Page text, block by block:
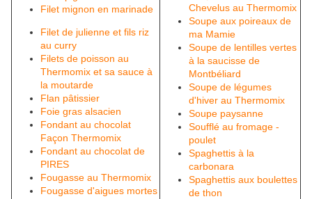
Filet mignon en marinade
Filet de julienne et fils riz
au curry
Filets de poisson au
Thermomix et sa sauce à
la moutarde
Flan pâtissier
Foie gras alsacien
Fondant au chocolat
Façon Thermomix
Fondant au chocolat de
PIRES
Fougasse au Thermomix
Fougasse d'aigues mortes
Chevelus au Thermomix
Soupe aux poireaux de
ma Mamie
Soupe de lentilles vertes
à la saucisse de
Montbéliard
Soupe de légumes
d'hiver au Thermomix
Soupe paysanne
Soufflé au fromage -
poulet
Spaghettis à la
carbonara
Spaghettis aux boulettes
de thon